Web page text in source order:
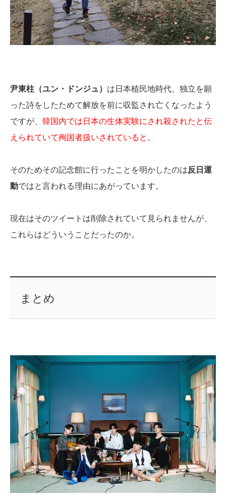
尹東柱（ユン・ドンジュ） は日本植民地時代、独立を願
った詩をしたためて解放を前に収監され亡くなったよう
ですが、 韓国内では日本の生体実験にされ殺されたと伝
えられていて殉国者扱いされていると 。
そのためその記念館に行ったことを明かしたのは反日運
動ではと言われる理由にあがっています。
現在はそのツイートは削除されていて見られませんが、
これらはどういうことだったのか。
まとめ